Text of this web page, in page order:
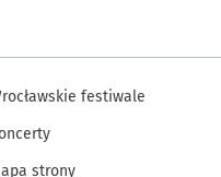
festiwale
strony